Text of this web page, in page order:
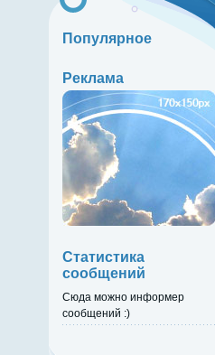
Популярное
Реклама
Статистика
сообщений
Сюда можно информер
сообщений :)